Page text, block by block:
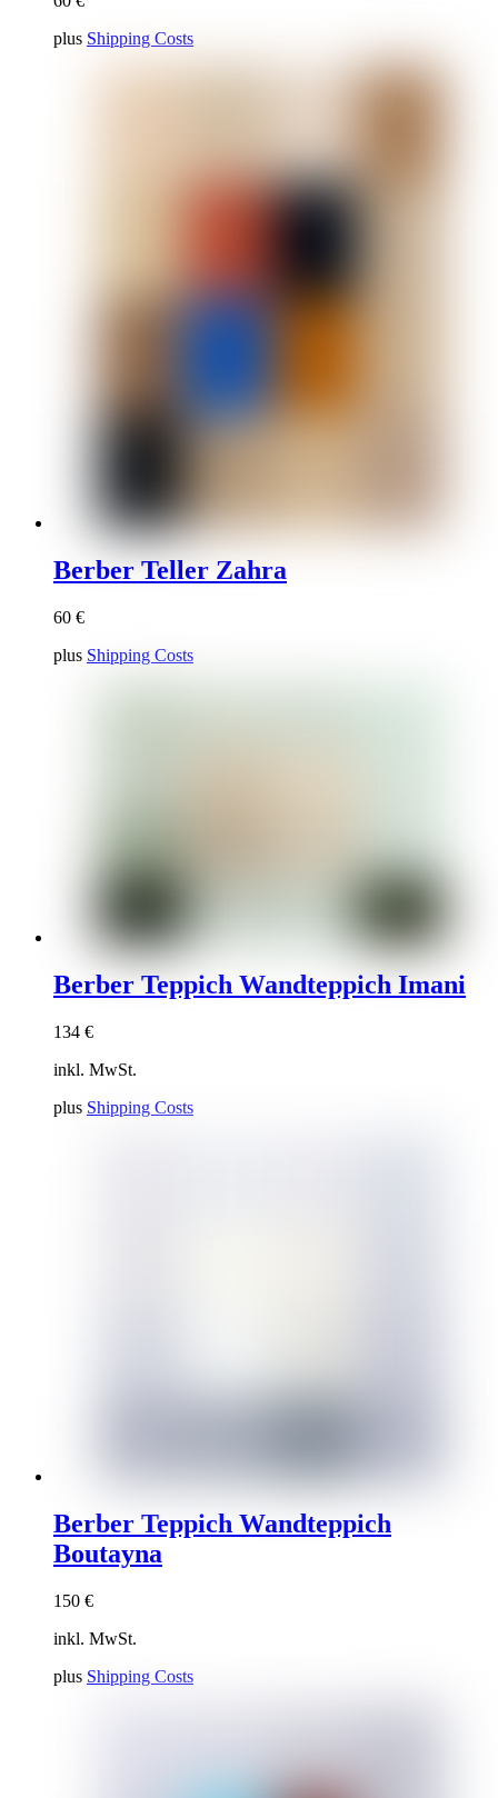
plus Shipping Costs
Berber Teller Zahra
60 €
plus Shipping Costs
Berber Teppich Wandteppich Imani
134 €
inkl. MwSt.
plus Shipping Costs
Berber Teppich Wandteppich
Boutayna
150 €
inkl. MwSt.
plus Shipping Costs